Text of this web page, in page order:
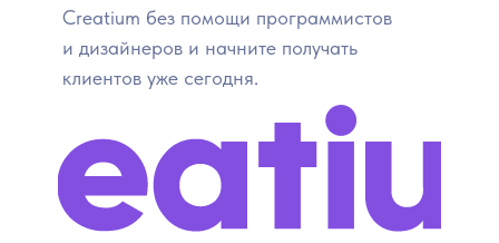
Creatium без помощи программистов
и дизайнеров и начните получать
клиентов уже сегодня.